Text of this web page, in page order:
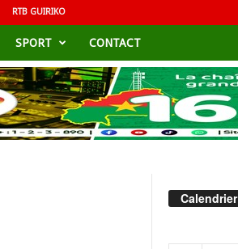
RTB GUIRIKO
SPORT CONTACT
Calendrier